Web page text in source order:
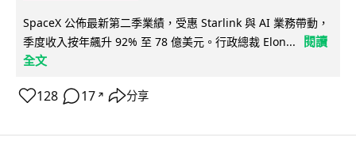
SpaceX 公佈最新第二季業績，受惠 Starlink 與 AI 業務帶動，
季度收入按年飆升 92% 至 78 億美元。行政總裁 Elon...
閱讀
全文
128 17 ↗ 分享